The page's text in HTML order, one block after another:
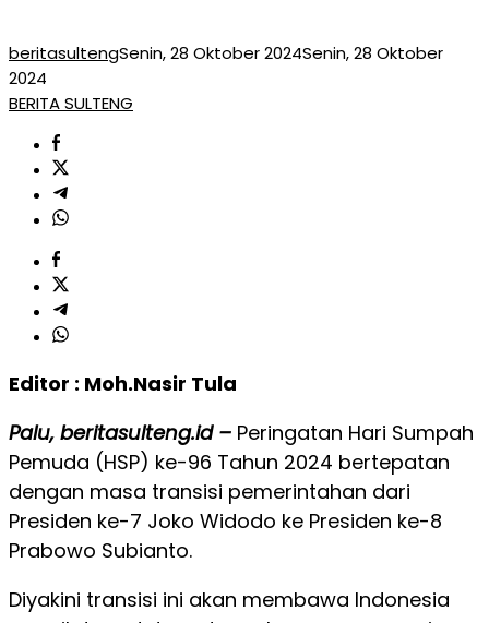
beritasultengSenin, 28 Oktober 2024Senin, 28 Oktober
2024
BERITA SULTENG
Editor : Moh.Nasir Tula
Palu, beritasulteng.id – Peringatan Hari Sumpah
Pemuda (HSP) ke-96 Tahun 2024 bertepatan
dengan masa transisi pemerintahan dari
Presiden ke-7 Joko Widodo ke Presiden ke-8
Prabowo Subianto.
Diyakini transisi ini akan membawa Indonesia